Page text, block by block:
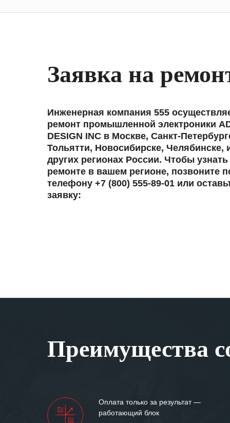
Заявка на
Инженерная компания 555
ремонт промышленной электроники
DESIGN INC в Москве, Санкт-
Тольятти, Новосибирске, Челябинске,
других регионах России. Чтобы узнать
ремонте в вашем регионе, позвоните
телефону +7 (800) 555-89-01 или
заявку:
Преимущества
Оплата только за результат —
работающий блок